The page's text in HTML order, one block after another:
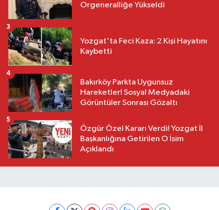
Orgeneralliğe Yükseldi
Yozgat'ta Feci Kaza: 2 Kişi Hayatını
Kaybetti
3
Bakırköy Parkta Uygunsuz
Hareketler! Sosyal Medyadaki
Görüntüler Sonrası Gözaltı
4
Özgür Özel Kararı Verdi! Yozgat İl
Başkanlığına Getirilen O İsim
Açıklandı
5